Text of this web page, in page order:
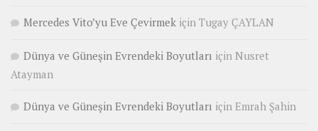
Mercedes Vito’yu Eve Çevirmek için Tugay ÇAYLAN
Dünya ve Güneşin Evrendeki Boyutları için Nusret
Atayman
Dünya ve Güneşin Evrendeki Boyutları için Emrah Şahin